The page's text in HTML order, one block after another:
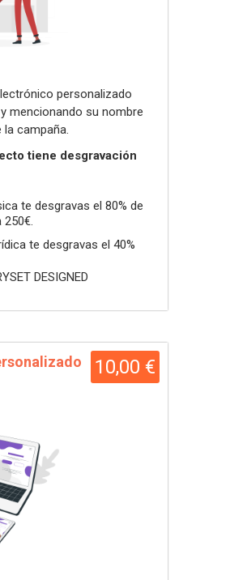
personalizado
mencionando su nombre
campaña.
tiene desgravación
te desgravas el 80% de
te desgravas el 40%
DESIGNED
10,00 €